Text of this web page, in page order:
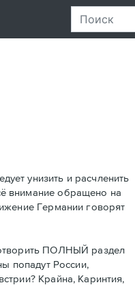
унизить и расчленить
внимание обращено на
Германии говорят
ПОЛНЫЙ раздел
попадут России,
Крайна, Каринтия,